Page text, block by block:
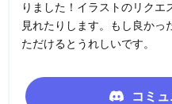
りました！イラストのリク
見れたりします。もし良か
ただけるとうれしいです。
コミ